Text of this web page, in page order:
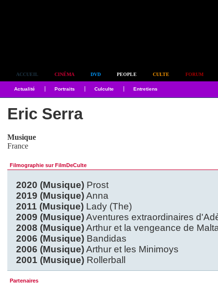
ACCUEIL CINÉMA DVD PEOPLE CULTE FORUM
Actualité Portraits Culculte Entretiens
Eric Serra
Musique
France
Filmographie sur FilmDeCulte
2020 (Musique) Prost
2019 (Musique)Anna
2011 (Musique) Lady (The)
2009 (Musique)Aventures extraordinaires
2008 (Musique)Arthur et la vengeance de
2006 (Musique) Bandidas
2006 (Musique)Arthur et les Minimoys
2001 (Musique) Rollerball
Partenaires